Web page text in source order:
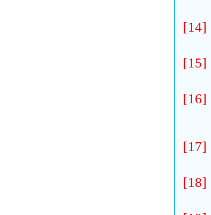
[14]
[15]
[16]
[17]
[18]